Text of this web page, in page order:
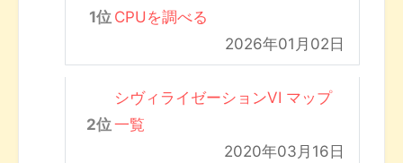
CPUを調べる
2026年01月02日
シヴィライゼーションVI マップ
一覧
2020年03月16日